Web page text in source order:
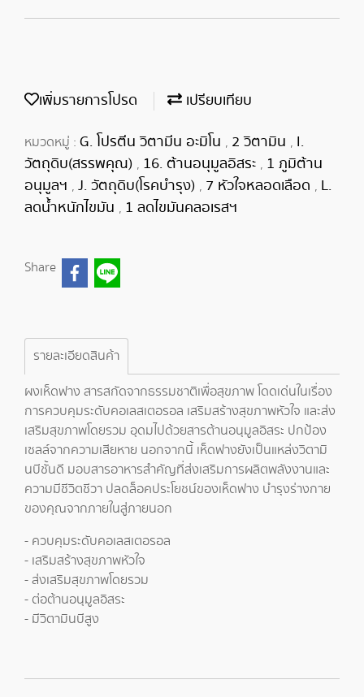
เพิ่มรายการโปรด เปรียบเทียบ
หมวดหมู่ : G. โปรตีน วิตามีน อะมิโน , 2 วิตามิน , I.
วัตถุดิบ(สรรพคุณ) , 16. ต้านอนุมูลอิสระ , 1 ภูมิต้าน
อนุมูลฯ , J. วัตถุดิบ(โรคบำรุง) , 7 หัวใจหลอดเลือด , L.
ลดน้ำหนักไขมัน , 1 ลดไขมันคลอเรสฯ
Share
รายละเอียดสินค้า
ผงเห็ดฟาง สารสกัดจากธรรมชาติเพื่อสุขภาพ โดดเด่นในเรื่อง
การควบคุมระดับคอเลสเตอรอล เสริมสร้างสุขภาพหัวใจ และส่ง
เสริมสุขภาพโดยรวม อุดมไปด้วยสารต้านอนุมูลอิสระ ปกป้อง
เซลล์จากความเสียหาย นอกจากนี้ เห็ดฟางยังเป็นแหล่งวิตามิ
นบีชั้นดี มอบสารอาหารสำคัญที่ส่งเสริมการผลิตพลังงานและ
ความมีชีวิตชีวา ปลดล็อคประโยชน์ของเห็ดฟาง บำรุงร่างกาย
ของคุณจากภายในสู่ภายนอก
- ควบคุมระดับคอเลสเตอรอล
- เสริมสร้างสุขภาพหัวใจ
- ส่งเสริมสุขภาพโดยรวม
- ต่อต้านอนุมูลอิสระ
- มีวิตามินบีสูง